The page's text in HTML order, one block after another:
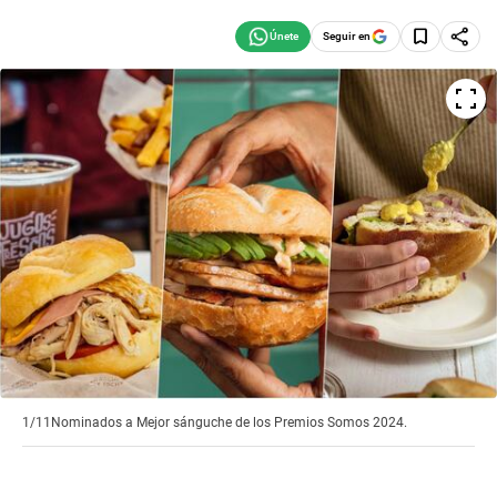
Seguir en
1/11 Nominados a Mejor sánguche de los Premios Somos 2024.